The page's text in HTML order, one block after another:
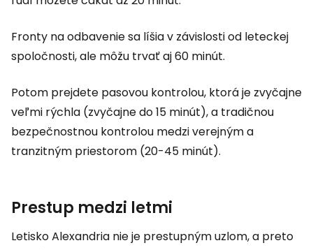
Fronty na odbavenie sa líšia v závislosti od leteckej
spoločnosti, ale môžu trvať aj 60 minút.
Potom prejdete pasovou kontrolou, ktorá je zvyčajne
veľmi rýchla (zvyčajne do 15 minút), a tradičnou
bezpečnostnou kontrolou medzi verejným a
tranzitným priestorom (20-45 minút).
Prestup medzi letmi
Letisko Alexandria nie je prestupným uzlom, a preto